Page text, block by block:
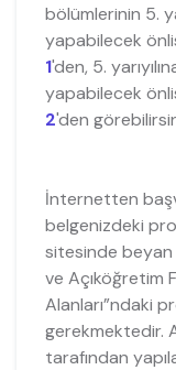
bölümlerinin 5.
yapabilecek
1'den, 5.
yapabilecek
2'den
İnternetten
belgenizdeki
sitesinde beyan
ve Açıköğretim
Alanları”ndaki
gerekmektedir.
tarafından